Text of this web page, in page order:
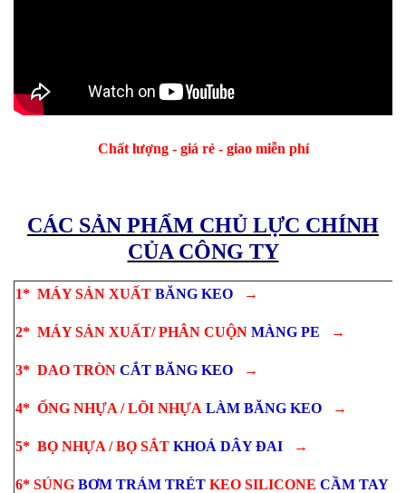
Chất lượng - giá rẻ - giao miễn phí
CÁC SẢN PHẨM CHỦ LỰC CHÍNH
CỦA CÔNG TY
1* MÁY SẢN XUẤT BĂNG KEO →
2* MÁY SẢN XUẤT/ PHÂN CUỘN MÀNG PE →
3* DAO TRÒN CẮT BĂNG KEO →
4* ỐNG NHỰA / LÕI NHỰA LÀM BĂNG KEO →
5* BỌ NHỰA / BỌ SẮT KHOÁ DÂY ĐAI →
6* SÚNG BƠM TRÁM TRÉT KEO SILICONE CẦM TAY